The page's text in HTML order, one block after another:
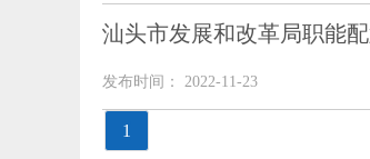
汕头市发展和改革局职能
发布时间： 2022-11-23
1